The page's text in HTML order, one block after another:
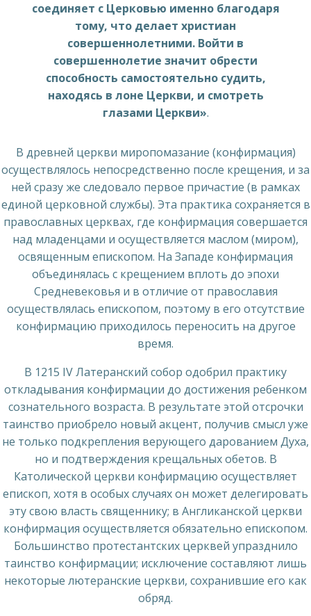
соединяет с Церковью именно благодаря
тому, что делает христиан
совершеннолетними. Войти в
совершеннолетие значит обрести
способность самостоятельно судить,
находясь в лоне Церкви, и смотреть
глазами Церкви».
В древней церкви миропомазание (конфирмация)
осуществлялось непосредственно после крещения, и за
ней сразу же следовало первое причастие (в рамках
единой церковной службы). Эта практика сохраняется в
православных церквах, где конфирмация совершается
над младенцами и осуществляется маслом (миром),
освященным епископом. На Западе конфирмация
объединялась с крещением вплоть до эпохи
Средневековья и в отличие от православия
осуществлялась епископом, поэтому в его отсутствие
конфирмацию приходилось переносить на другое
время.
В 1215 IV Латеранский собор одобрил практику
откладывания конфирмации до достижения ребенком
сознательного возраста. В результате этой отсрочки
таинство приобрело новый акцент, получив смысл уже
не только подкрепления верующего дарованием Духа,
но и подтверждения крещальных обетов. В
Католической церкви конфирмацию осуществляет
епископ, хотя в особых случаях он может делегировать
эту свою власть священнику; в Англиканской церкви
конфирмация осуществляется обязательно епископом.
Большинство протестантских церквей упразднило
таинство конфирмации; исключение составляют лишь
некоторые лютеранские церкви, сохранившие его как
обряд.